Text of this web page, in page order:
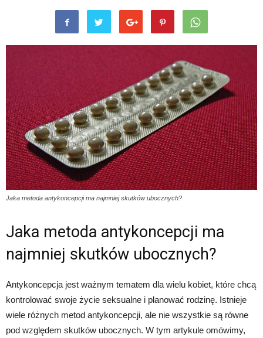
Jaka metoda antykoncepcji ma najmniej skutków ubocznych?
Jaka metoda antykoncepcji ma
najmniej skutków ubocznych?
Antykoncepcja jest ważnym tematem dla wielu kobiet, które chcą
kontrolować swoje życie seksualne i planować rodzinę. Istnieje
wiele różnych metod antykoncepcji, ale nie wszystkie są równe
pod względem skutków ubocznych. W tym artykule omówimy,